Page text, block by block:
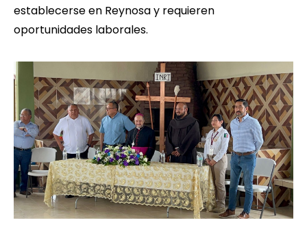
establecerse en Reynosa y requieren
oportunidades laborales.